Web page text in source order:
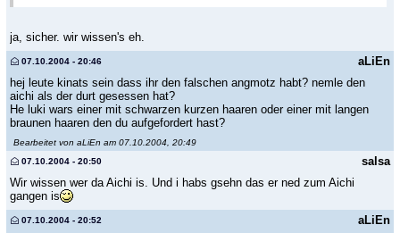
ja, sicher. wir wissen's eh.
aLiEn
07.10.2004 - 20:46
hej leute kinats sein dass ihr den falschen angmotz habt? nemle den
aichi als der durt gesessen hat?
He luki wars einer mit schwarzen kurzen haaren oder einer mit langen
braunen haaren den du aufgefordert hast?
Bearbeitet von aLiEn am 07.10.2004, 20:49
salsa
07.10.2004 - 20:50
Wir wissen wer da Aichi is. Und i habs gsehn das er ned zum Aichi
gangen is
aLiEn
07.10.2004 - 20:52